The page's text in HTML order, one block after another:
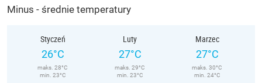
Minus - średnie temperatury
Styczeń
26°C
maks. 28°C
min. 23°C
Luty
27°C
maks. 29°C
min. 23°C
Marzec
27°C
maks. 30°C
min. 24°C